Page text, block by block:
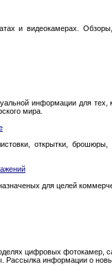
и видеокамерах.
информации для
мира.
открытки, брошюры,
для целей
цифровых фотокамер,
Рассылка информации о